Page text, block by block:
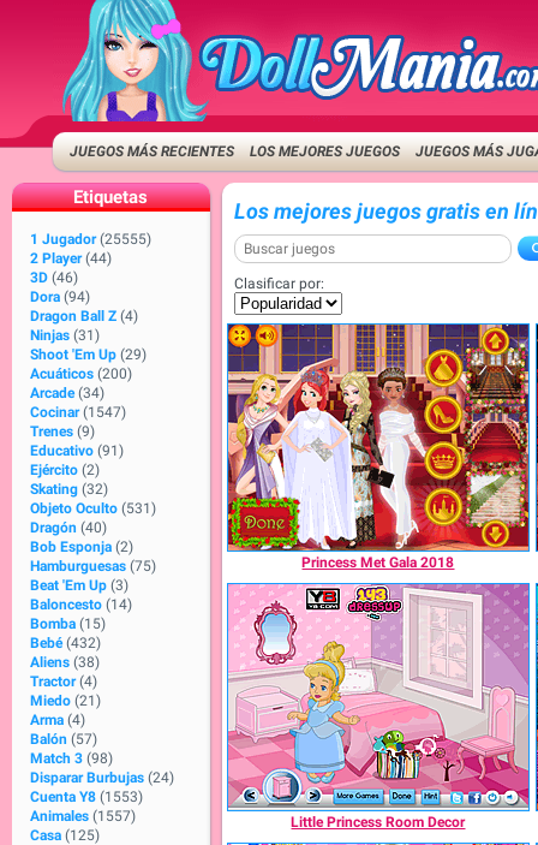
JUEGOS MÁS RECIENTES LOS MEJORES JUEGOS JUEGOS MÁS
Etiquetas
1 Jugador (25555)
2 Player (44)
3D (46)
Dora (94)
Dragon Ball Z (4)
Ninjas (31)
Shoot 'Em Up (29)
Acuáticos (200)
Arcade (34)
Cocinar (1547)
Trenes (9)
Educativo (91)
Ejército (2)
Skating (32)
Objeto Oculto (531)
Dragón (40)
Bob Esponja (2)
Hamburguesas (75)
Beat 'Em Up (3)
Baloncesto (14)
Bomba (15)
Bebé (432)
Aliens (38)
Tractor (4)
Miedo (21)
Arma (4)
Balón (57)
Match 3 (98)
Disparar Burbujas (24)
Cuenta Y8 (1553)
Animales (1557)
Casa (125)
Los mejores juegos gratis en
Clasificar por:
Princess Met Gala 2018
Little Princess Room Decor